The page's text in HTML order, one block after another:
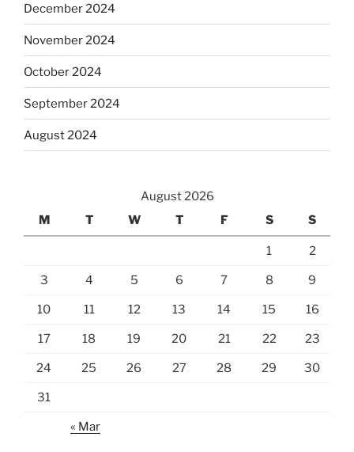
December 2024
November 2024
October 2024
September 2024
August 2024
August 2026
M
T W T F S S
1 2
3 4 5 6 7 8 9
10 11 12 13 14 15 16
17 18 19 20 21 22 23
24 25 26 27 28 29 30
31
« Mar